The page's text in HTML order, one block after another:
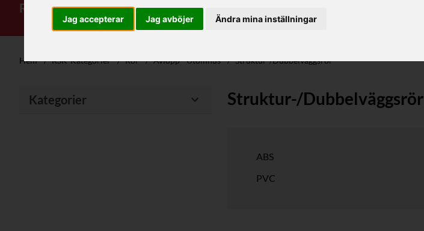
Jag accepterar Jag avböjer Ändra mina inställningar
RSK-Kategorier Produkter
Hem / RSK-Kategorier / Rör / Avlopp - Utomhus / Struktur-/Dubbelväggsrör
Kategorier Struktur-/Dubbelväggsrör
ABS
PVC